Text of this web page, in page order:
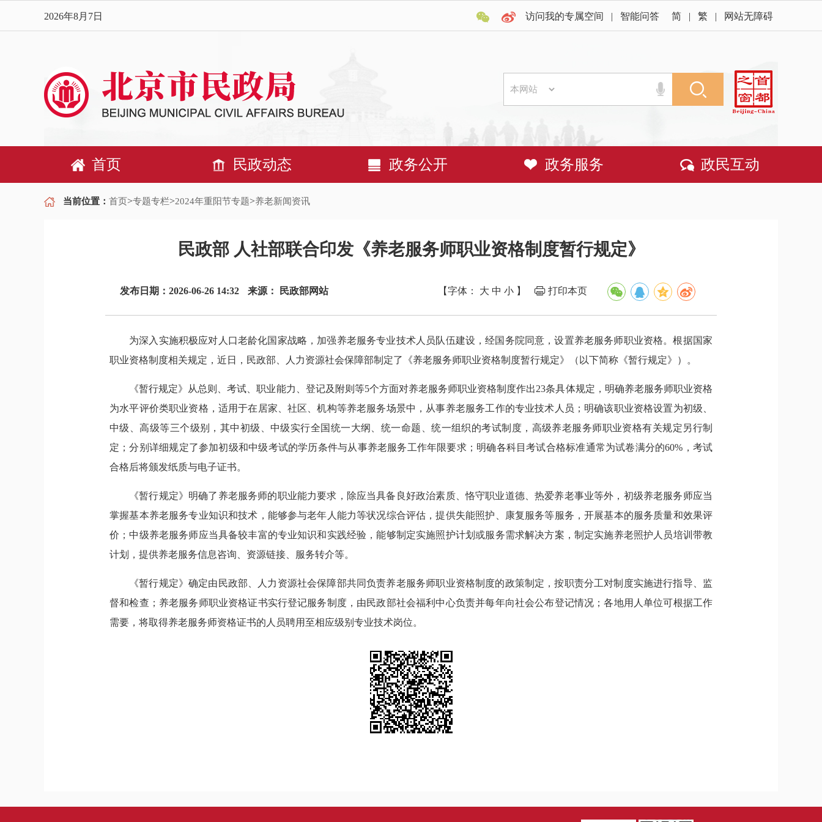
2026年8月7日 访问我的专属空间 | 智能问答 简 | 繁 | 网站无障碍
首页 民政动态 政务公开 政务服务 政民互动
当前位置： 首页>专题专栏>2024年重阳节专题>养老新闻资讯
民政部 人社部联合印发《养老服务师职业资格制度暂行规定》
发布日期：2026-06-26 14:32 来源： 民政部网站 【字体： 大 中 小 】 打印本页
为深入实施积极应对人口老龄化国家战略，加强养老服务专业技术人员队伍建设，经国务院同意，设置养老服务师职业资格。根据国家
职业资格制度相关规定，近日，民政部、人力资源社会保障部制定了《养老服务师职业资格制度暂行规定》（以下简称《暂行规定》）。
《暂行规定》从总则、考试、职业能力、登记及附则等5个方面对养老服务师职业资格制度作出23条具体规定，明确养老服务师职业资格
为水平评价类职业资格，适用于在居家、社区、机构等养老服务场景中，从事养老服务工作的专业技术人员；明确该职业资格设置为初级、
中级、高级等三个级别，其中初级、中级实行全国统一大纲、统一命题、统一组织的考试制度，高级养老服务师职业资格有关规定另行制
定；分别详细规定了参加初级和中级考试的学历条件与从事养老服务工作年限要求；明确各科目考试合格标准通常为试卷满分的60%，考试
合格后将颁发纸质与电子证书。
《暂行规定》明确了养老服务师的职业能力要求，除应当具备良好政治素质、恪守职业道德、热爱养老事业等外，初级养老服务师应当
掌握基本养老服务专业知识和技术，能够参与老年人能力等状况综合评估，提供失能照护、康复服务等服务，开展基本的服务质量和效果评
价；中级养老服务师应当具备较丰富的专业知识和实践经验，能够制定实施照护计划或服务需求解决方案，制定实施养老照护人员培训带教
计划，提供养老服务信息咨询、资源链接、服务转介等。
《暂行规定》确定由民政部、人力资源社会保障部共同负责养老服务师职业资格制度的政策制定，按职责分工对制度实施进行指导、监
督和检查；养老服务师职业资格证书实行登记服务制度，由民政部社会福利中心负责并每年向社会公布登记情况；各地用人单位可根据工作
需要，将取得养老服务师资格证书的人员聘用至相应级别专业技术岗位。